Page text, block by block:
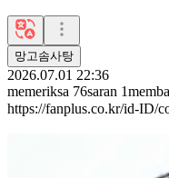
망고솜사탕
2026.07.01 22:36
memeriksa 76saran 1
https://fanplus.co.kr/id-ID/